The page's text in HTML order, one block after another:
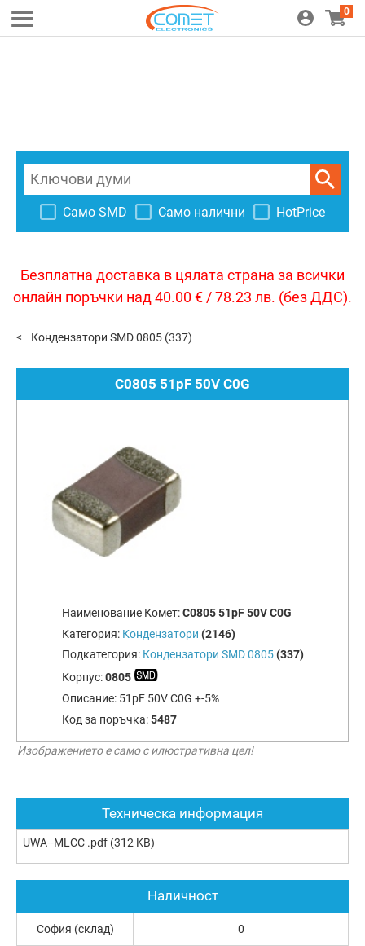
0
Само SMD Само налични HotPrice
Безплатна доставка в цялата страна за всички
онлайн поръчки над 40.00 € / 78.23 лв. (без ДДС).
Кондензатори SMD 0805 (337)
C0805 51pF 50V C0G
Наименование Комет:C0805 51pF 50V C0G
Категория: Кондензатори (2146)
Подкатегория: Кондензатори SMD 0805 (337)
Корпус:0805
Описание: 51pF 50V C0G +-5%
Код за поръчка:5487
Изображението е само с илюстративна цел!
Техническа информация
UWA--MLCC .pdf (312 KB)
Наличност
София (склад) 0